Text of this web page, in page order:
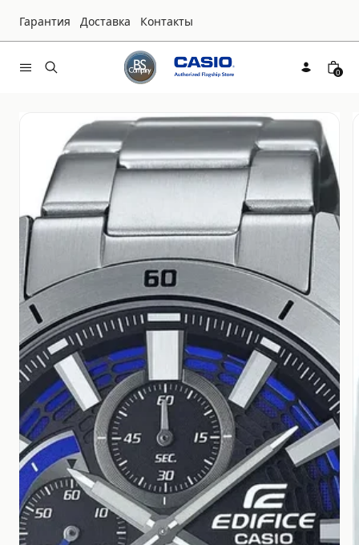
Гарантия Доставка Контакты
0